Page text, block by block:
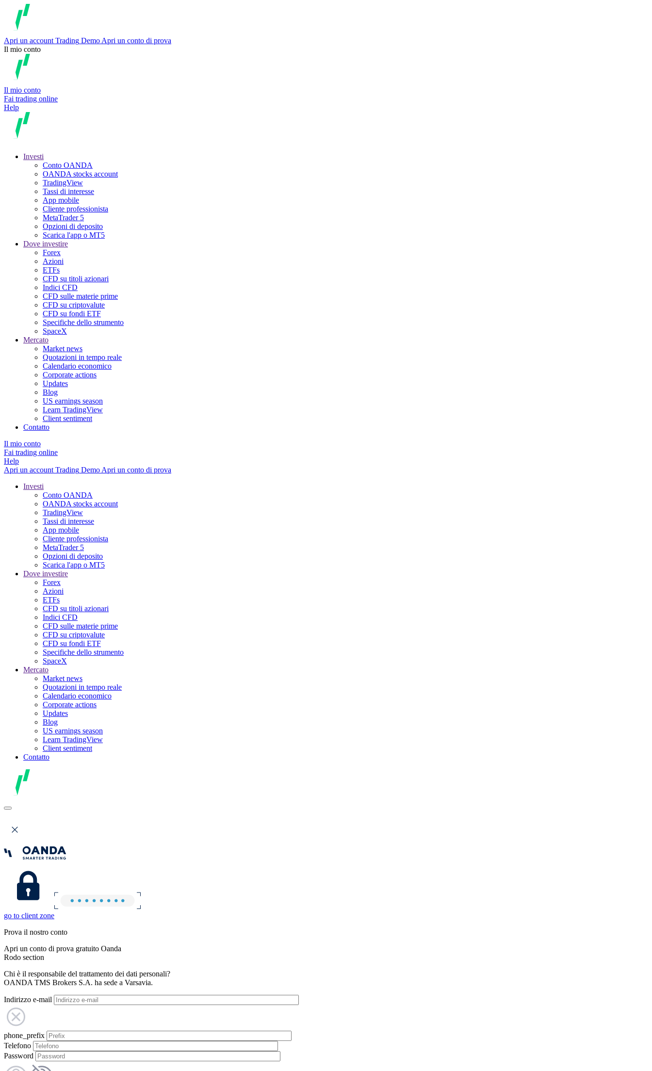
Apri un account Trading Demo Apri un conto di prova
Il mio conto
Il mio conto
Fai trading online
Help
Investi
Conto OANDA
OANDA stocks account
TradingView
Tassi di interesse
App mobile
Cliente professionista
MetaTrader 5
Opzioni di deposito
Scarica l'app o MT5
Dove investire
Forex
Azioni
ETFs
CFD su titoli azionari
Indici CFD
CFD sulle materie prime
CFD su criptovalute
CFD su fondi ETF
Specifiche dello strumento
SpaceX
Mercato
Market news
Quotazioni in tempo reale
Calendario economico
Corporate actions
Updates
Blog
US earnings season
Learn TradingView
Client sentiment
Contatto
Il mio conto
Fai trading online
Help
Apri un account Trading Demo Apri un conto di prova
Investi
Conto OANDA
OANDA stocks account
TradingView
Tassi di interesse
App mobile
Cliente professionista
MetaTrader 5
Opzioni di deposito
Scarica l'app o MT5
Dove investire
Forex
Azioni
ETFs
CFD su titoli azionari
Indici CFD
CFD sulle materie prime
CFD su criptovalute
CFD su fondi ETF
Specifiche dello strumento
SpaceX
Mercato
Market news
Quotazioni in tempo reale
Calendario economico
Corporate actions
Updates
Blog
US earnings season
Learn TradingView
Client sentiment
Contatto
go to client zone
Prova il nostro conto
Apri un conto di prova gratuito Oanda
Rodo section
Chi è il responsabile del trattamento dei dati personali?
OANDA TMS Brokers S.A. ha sede a Varsavia.
Indirizzo e-mail
phone_prefix
Telefono
Password